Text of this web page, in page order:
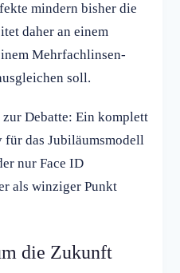
mindern bisher die
daher an einem
Mehrfachlinsen-
soll.
Debatte: Ein komplett
das Jubiläumsmodell
nur Face ID
als winziger Punkt
die Zukunft